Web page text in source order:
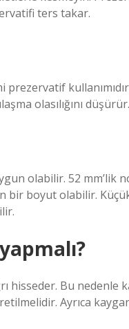
ters takar.
olasılığını düşürür.
olabilir. 52 mm’lik
bir boyut olabilir.
hisseder. Bu nedenle
Ayrıca